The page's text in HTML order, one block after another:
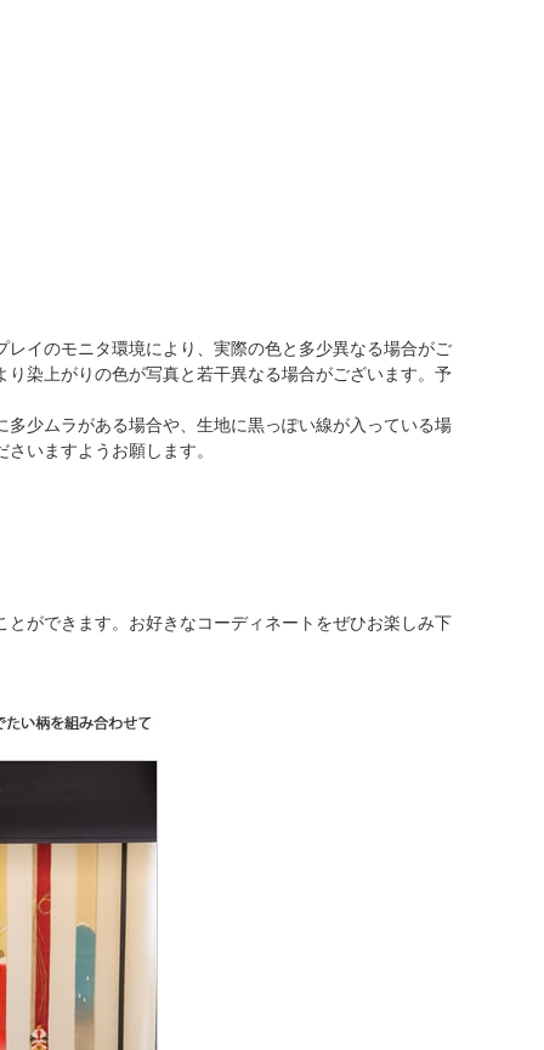
イのモニタ環境により、実際の色と多少異なる場合がご
染上がりの色が写真と若干異なる場合がございます。予
少ムラがある場合や、生地に黒っぽい線が入っている場
いますようお願します。
ができます。お好きなコーディネートをぜひお楽しみ下